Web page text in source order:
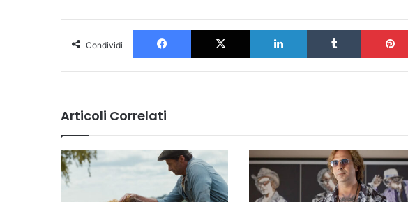
Condividi
Facebook X LinkedIn Tumblr
Articoli Correlati